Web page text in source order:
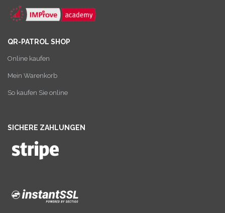
QR-PATROL SHOP
Online kaufen
Mein Warenkorb
So kaufen Sie online
SICHERE ZAHLUNGEN